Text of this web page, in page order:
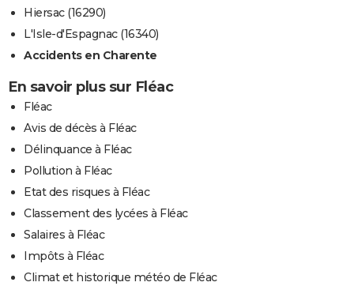
Hiersac (16290)
L'Isle-d'Espagnac (16340)
Accidents en Charente
En savoir plus sur Fléac
Fléac
Avis de décès à Fléac
Délinquance à Fléac
Pollution à Fléac
Etat des risques à Fléac
Classement des lycées à Fléac
Salaires à Fléac
Impôts à Fléac
Climat et historique météo de Fléac